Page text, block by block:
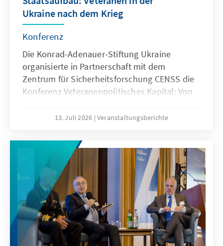
Ukraine nach dem Krieg
Konferenz
Die Konrad-Adenauer-Stiftung Ukraine
organisierte in Partnerschaft mit dem
Zentrum für Sicherheitsforschung CENSS die
Konferenz Veteranenpolitisches Kapital: Von
Parteientwicklung. Diese Konferenz ist die
der die Transformation von Kampferfahrung
in politische Tätigkeit erörtert wird.
13. Juli 2026 Veranstaltungsberichte